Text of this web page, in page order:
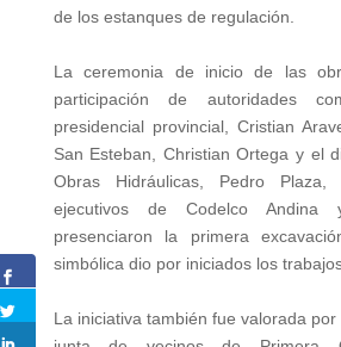
de los estanques de regulación.
La ceremonia de inicio de las
participación de autoridades
presidencial provincial, Cristian
San Esteban, Christian Ortega y el
Obras Hidráulicas, Pedro
ejecutivos de Codelco Andina
presenciaron la primera
simbólica dio por iniciados los
La iniciativa también fue valorada